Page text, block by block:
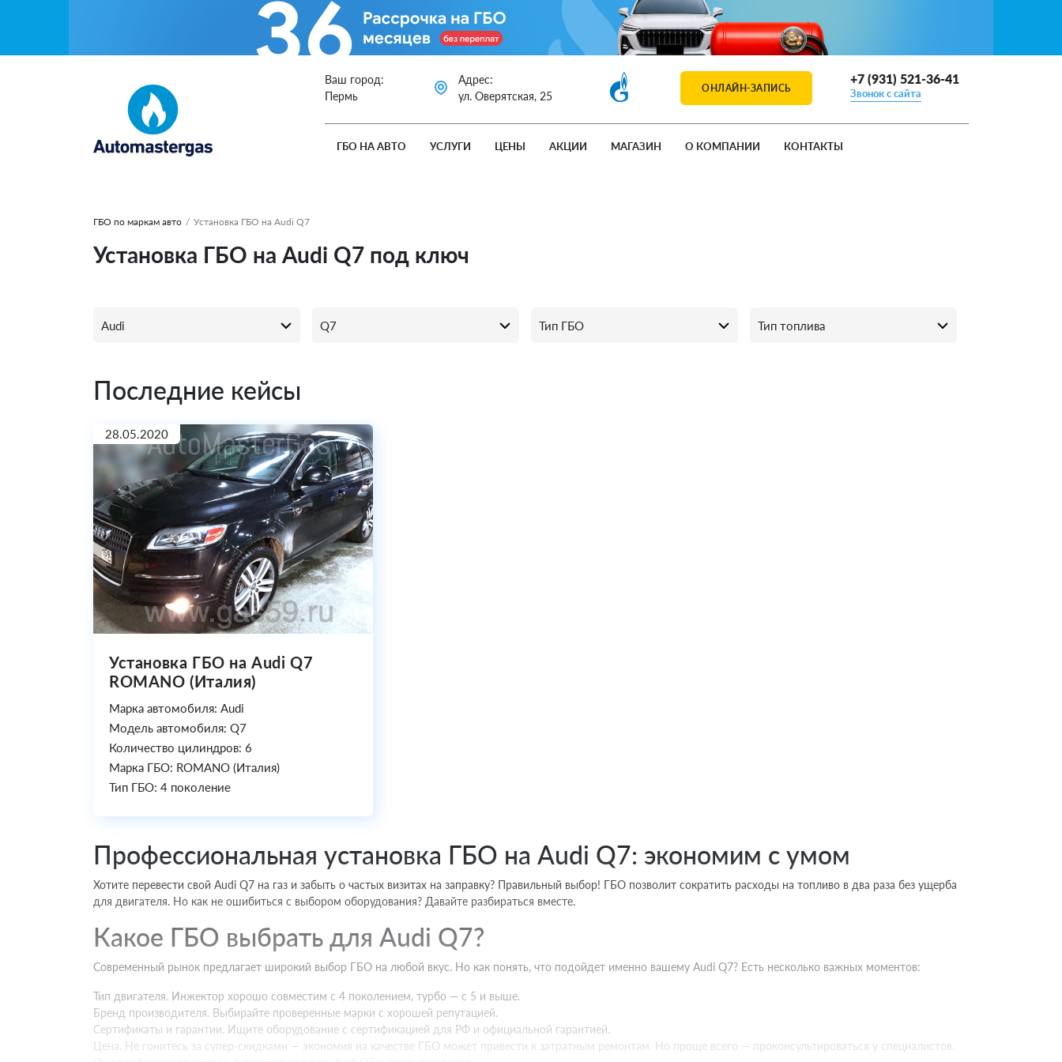
Ваш город:
Пермь
Адрес:
ул. Оверятская, 25
ОНЛАЙН-ЗАПИСЬ
+7 (931) 521-36-41
Звонок с сайта
ГБО НА АВТО УСЛУГИ ЦЕНЫ АКЦИИ МАГАЗИН О КОМПАНИИ КОНТАКТЫ
ГБО по маркам авто / Установка ГБО на Audi Q7
Установка ГБО на Audi Q7 под ключ
Последние кейсы
28.05.2020
Установка ГБО на Audi Q7
ROMANO (Италия)
Марка автомобиля: Audi
Модель автомобиля: Q7
Количество цилиндров: 6
Марка ГБО: ROMANO (Италия)
Тип ГБО: 4 поколение
Профессиональная установка ГБО на Audi Q7: экономим с умом
Хотите перевести свой Audi Q7 на газ и забыть о частых визитах на заправку? Правильный выбор! ГБО позволит сократить расходы на топливо в два раза без ущерба
для двигателя. Но как не ошибиться с выбором оборудования? Давайте разбираться вместе.
Какое ГБО выбрать для Audi Q7?
Современный рынок предлагает широкий выбор ГБО на любой вкус. Но как понять, что подойдет именно вашему Audi Q7? Есть несколько важных моментов:
Тип двигателя. Инжектор хорошо совместим с 4 поколением, турбо — с 5 и выше.
Бренд производителя. Выбирайте проверенные марки c хорошей репутацией.
Сертификаты и гарантии. Ищите оборудование с сертификацией для РФ и официальной гарантией.
Цена. Не гонитесь за супер-скидками — экономия на качестве ГБО может привести к затратным ремонтам. Но проще всего — проконсультироваться у специалистов.